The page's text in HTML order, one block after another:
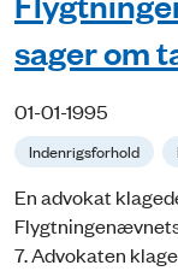
sager om
01-01-1995
Indenrigsforhold
En advokat
7. Advokaten